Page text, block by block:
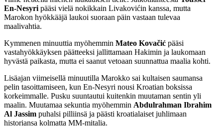
En-Nesyri pääsi vielä nokikkain Livakovićin kanssa, mutta
Marokon hyökkääjä laukoi suoraan päin vastaan tulevaa
maalivahtia.
Kymmenen minuuttia myöhemmin Mateo Kovačić pääsi
vastahyökkäyksen päätteeksi jallittamaan Hakimin ja laukomaan
hyvästä paikasta, mutta ei saanut vetoaan suunnattua maalia kohti.
Lisäajan viimeisellä minuutilla Marokko sai kultaisen saumansa
pelin tasoittamiseen, kun En-Nesyri nousi Kroatian boksissa
korkeimmalle. Pusku suuntautui kuitenkin muutaman sentin yli
maalin. Muutamaa sekuntia myöhemmin Abdulrahman Ibrahim
Al Jassim puhalsi pilliinsä ja päästi kroatialaiset juhlimaan
historiansa kolmatta MM-mitalia.